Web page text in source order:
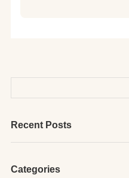
Recent Posts
Categories